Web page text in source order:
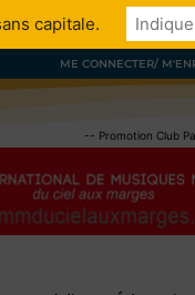
ME CONNECTER/
-- Promotion Club
capitale.